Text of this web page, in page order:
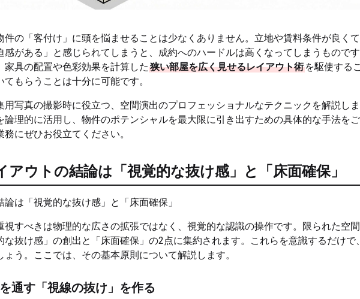
の「客付け」に頭を悩ませることは少なくありません。立地や賃料条件が良くて
がある」と感じられてしまうと、成約へのハードルは高くなってしまうものです
具の配置や色彩効果を計算した 狭い部屋を広く見せるレイアウト術 を駆使する
もらうことは十分に可能です。
写真の撮影時に役立つ、空間演出のプロフェッショナルなテクニックを解説しま
理的に活用し、物件のポテンシャルを最大限に引き出すための具体的な手法を
にぜひお役立てください。
ウトの結論は「視覚的な抜け感」と「床面確保」
すべきは物理的な広さの拡張ではなく、視覚的な認識の操作です。限られた空
抜け感」の創出と「床面確保」の2点に集約されます。これらを意識するだけで、
う。ここでは、その基本原則について解説します。
通す「視線の抜け」を作る